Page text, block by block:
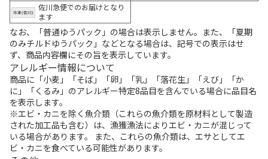
佐川急便でのお届けとなり
ます
なお、「普通ゆうパック」の場合は表示しません。また、「夏期
のみチルドゆうパック」などとなる場合は、記号での表示はせ
ず、商品内容欄にその旨を表示しています。
アレルギー情報について
商品に「小麦」「そば」「卵」「乳」「落花生」「えび」「か
に」「くるみ」のアレルギー特定8品目を含んでいる場合に品目名
を表示します。
※エビ・カニを除く魚介類（これらの魚介類を原材料として製造
された加工品も含む）は、漁獲漁法によりエビ・カニが混じって
いる場合があります。 また、これらの魚介類は、エサとしてエ
ビ・カニを食べている可能性があります。